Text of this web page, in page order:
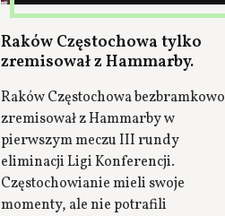
Raków Częstochowa tylko
zremisował z Hammarby.
Raków Częstochowa bezbramkowo
zremisował z Hammarby w
pierwszym meczu III rundy
eliminacji Ligi Konferencji.
Częstochowianie mieli swoje
momenty, ale nie potrafili